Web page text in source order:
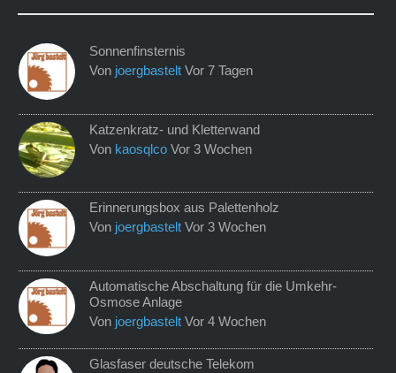
Sonnenfinsternis
Von joergbastelt Vor 7 Tagen
Katzenkratz- und Kletterwand
Von kaosqlco Vor 3 Wochen
Erinnerungsbox aus Palettenholz
Von joergbastelt Vor 3 Wochen
Automatische Abschaltung für die Umkehr-
Osmose Anlage
Von joergbastelt Vor 4 Wochen
Glasfaser deutsche Telekom